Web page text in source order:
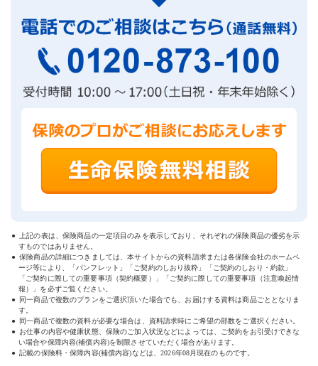
上記の表は、保険商品の一定項目のみを表示しており、それぞれの保険商品の優劣を示
すものではありません。
保険商品の詳細につきましては、本サイトからの資料請求または各保険会社のホームペ
ージ等により、「パンフレット」「ご契約のしおり抜粋」「ご契約のしおり・約款」
「ご契約に際しての重要事項（契約概要）」「ご契約に際しての重要事項（注意喚起情
報）」を必ずご覧ください。
同一商品で複数のプランをご選択頂いた場合でも、お届けする資料は商品ごととなりま
す。
同一商品で複数の資料が必要な場合は、資料請求時にご希望の部数をご選択ください。
お仕事の内容や健康状態、保険のご加入状況などによっては、ご契約をお引受けできな
い場合や保障内容(補償内容)を制限させていただく場合があります。
記載の保険料・保障内容(補償内容)などは、2026年08月現在のものです。